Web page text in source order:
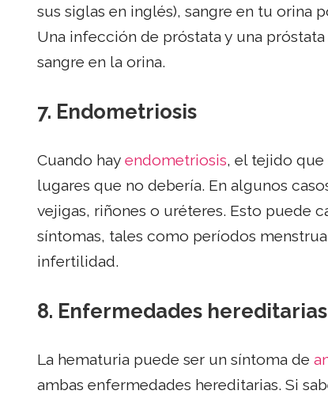
sus siglas en inglés), sangre en tu orina
Una infección de próstata y una
sangre en la orina.
7. Endometriosis
Cuando hay endometriosis, el tejido
lugares que no debería. En algunos
vejigas, riñones o uréteres. Esto puede
síntomas, tales como períodos
infertilidad.
8. Enfermedades hereditarias
La hematuria puede ser un síntoma de
ambas enfermedades hereditarias. Si